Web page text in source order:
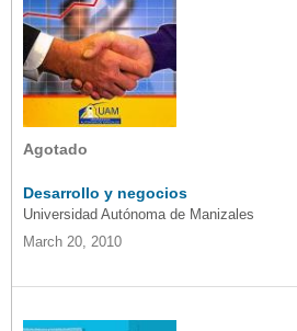
Agotado
Desarrollo y negocios
Universidad Autónoma de Manizales
March 20, 2010